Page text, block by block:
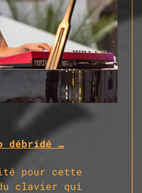
débridé …
pour cette
clavier qui